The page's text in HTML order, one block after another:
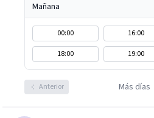
Mañana
00:00 16:00
18:00
19:00
Anterior Más días